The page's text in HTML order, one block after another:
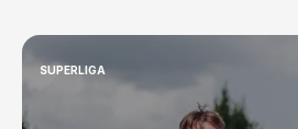
SUPERLIGA